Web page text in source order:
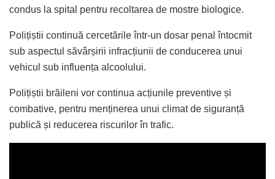
condus la spital pentru recoltarea de mostre biologice.
Polițiștii continuă cercetările într-un dosar penal întocmit
sub aspectul săvârșirii infracțiunii de conducerea unui
vehicul sub influența alcoolului.
Polițiștii brăileni vor continua acțiunile preventive și
combative, pentru menținerea unui climat de siguranță
publică și reducerea riscurilor în trafic.